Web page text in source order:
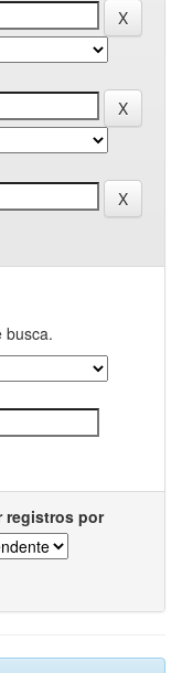
busca.
registros por